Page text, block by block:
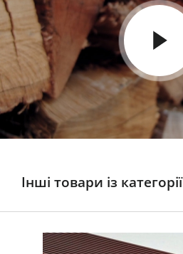
Інші товари із категорії